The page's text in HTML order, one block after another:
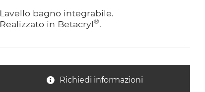
PORTAPRESE DA INCASSO
Lavello bagno integrabile.
Realizzato in Betacryl®.
Richiedi informazioni